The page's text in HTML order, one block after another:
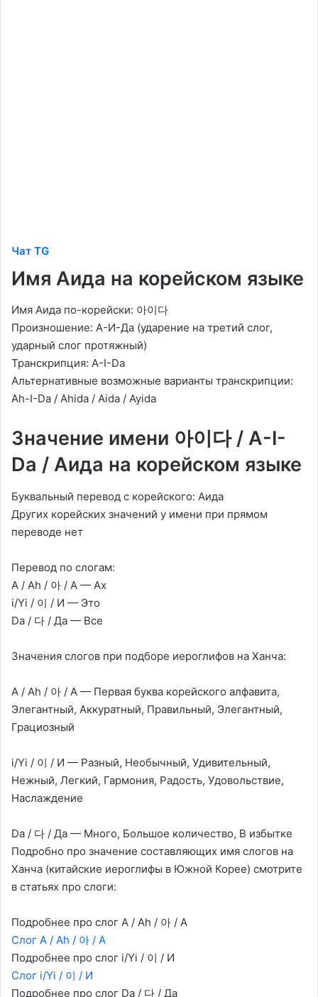
Чат TG
Имя Аида на корейском языке
Имя Аида по-корейски: 아이다
Произношение: А-И-Да (ударение на третий слог,
ударный слог протяжный)
Транскрипция: A-I-Da
Альтернативные возможные варианты транскрипции:
Ah-I-Da / Ahida / Aida / Ayida
Значение имени 아이다 / A-I-
Da / Аида на корейском языке
Буквальный перевод с корейского: Аида
Других корейских значений у имени при прямом
переводе нет
Перевод по слогам:
A / Ah / 아 / А — Ах
i/Yi / 이 / И — Это
Da / 다 / Да — Все
Значения слогов при подборе иероглифов на Ханча:
A / Ah / 아 / А — Первая буква корейского алфавита,
Элегантный, Аккуратный, Правильный, Элегантный,
Грациозный
i/Yi / 이 / И — Разный, Необычный, Удивительный,
Нежный, Легкий, Гармония, Радость, Удовольствие,
Наслаждение
Da / 다 / Да — Много, Большое количество, В избытке
Подробно про значение составляющих имя слогов на
Ханча (китайские иероглифы в Южной Корее) смотрите
в статьях про слоги:
Подробнее про слог A / Ah / 아 / А
Слог A / Ah / 아 / А
Подробнее про слог i/Yi / 이 / И
Слог i/Yi / 이 / И
Подробнее про слог Da / 다 / Да